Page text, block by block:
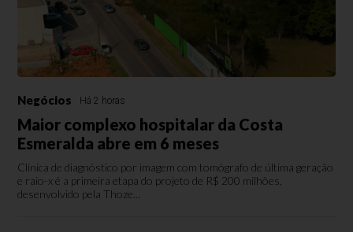
Negócios Há 2 horas
Maior complexo hospitalar da Costa
Esmeralda abre em 6 meses
Clínica de diagnóstico por imagem com tomógrafo de última geração
e raio-x é a primeira etapa do projeto de R$ 200 milhões,
desenvolvido pela Thoze...